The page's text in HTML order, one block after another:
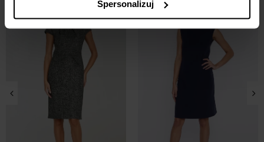
Spersonalizuj